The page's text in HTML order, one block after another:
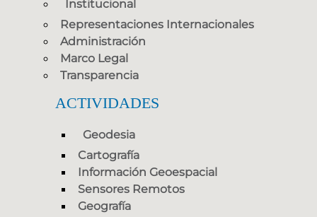
Institucional
Representaciones Internacionales
Administración
Marco Legal
Transparencia
ACTIVIDADES
Geodesia
Cartografía
Información Geoespacial
Sensores Remotos
Geografía